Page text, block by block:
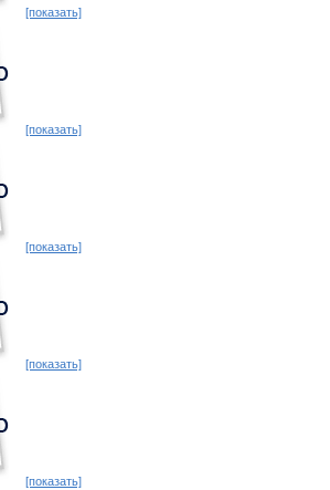
[показать]
[показать]
[показать]
[показать]
[показать]